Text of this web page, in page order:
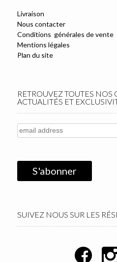
Livraison
Nous contacter
Conditions générales de vente
Mentions légales
Plan du site
RETROUVEZ TOUTES NOS
ACTUALITÉS ET
SUIVEZ NOUS SUR LES